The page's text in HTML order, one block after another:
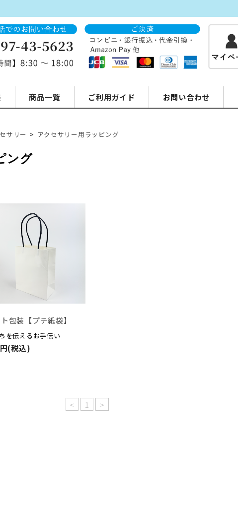
商品一覧 ご利用ガイド お問い合わせ
サリー > アクセサリー用ラッピング
ング
包装【プチ紙袋】
を伝えるお手伝い
(税込)
< 1 >